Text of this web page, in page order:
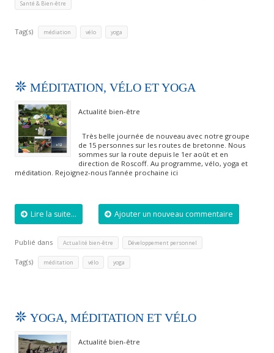
Santé & Bien-être
Tag(s) médiation vélo yoga
MÉDITATION, VÉLO ET YOGA
Actualité bien-être
Très belle journée de nouveau avec notre groupe
de 15 personnes sur les routes de bretonne. Nous
sommes sur la route depuis le 1er août et en
direction de Roscoff. Au programme, vélo, yoga et
méditation. Rejoignez-nous l’année prochaine ici
Lire la suite... Ajouter un nouveau commentaire
Publié dans Actualité bien-être Développement personnel
Tag(s) méditation vélo yoga
YOGA, MÉDITATION ET VÉLO
Actualité bien-être